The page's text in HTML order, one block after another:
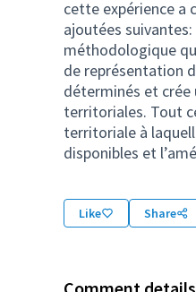
Like Share
Comment details